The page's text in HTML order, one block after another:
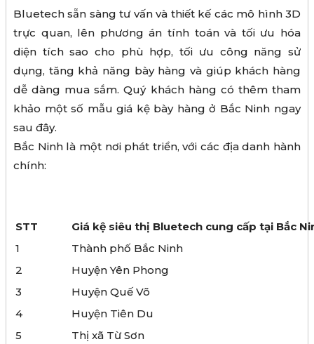
Bluetech sẵn sàng tư vấn và thiết kế các mô hình 3D
trực quan, lên phương án tính toán và tối ưu hóa
diện tích sao cho phù hợp, tối ưu công năng sử
dụng, tăng khả năng bày hàng và giúp khách hàng
dễ dàng mua sắm. Quý khách hàng có thêm tham
khảo một số mẫu giá kệ bày hàng ở Bắc Ninh ngay
sau đây.
Bắc Ninh là một nơi phát triển, với các địa danh hành
chính:
STT
Giá kệ siêu thị Bluetech cung cấp tại Bắc
1
Thành phố Bắc Ninh
2
Huyện Yên Phong
3
Huyện Quế Võ
4
Huyện Tiên Du
5
Thị xã Từ Sơn